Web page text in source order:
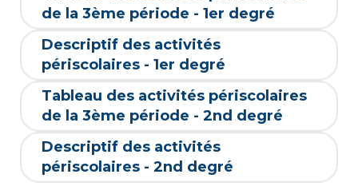
de la 3ème période - 1er degré
Descriptif des activités
périscolaires - 1er degré
Tableau des activités périscolaires
de la 3ème période - 2nd degré
Descriptif des activités
périscolaires - 2nd degré